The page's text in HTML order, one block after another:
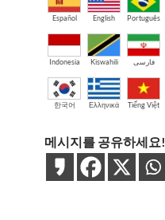
Español English Português
Indonesia Kiswahili فارسی
한국어 Ελληνικά Tiếng Việt
메시지를 공유하세요!